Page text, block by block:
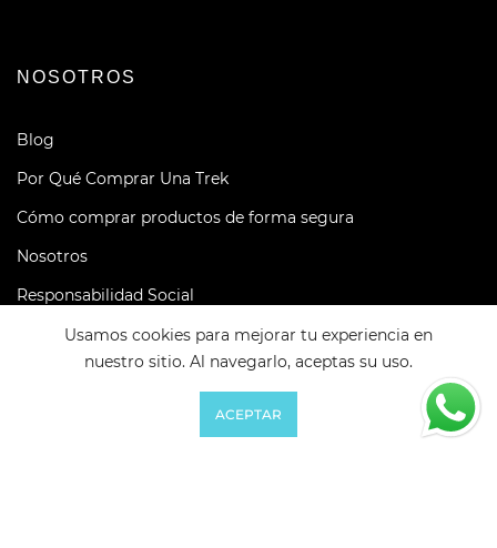
NOSOTROS
Blog
Por Qué Comprar Una Trek
Cómo comprar productos de forma segura
Nosotros
Responsabilidad Social
Copyright © 2026 BIKEHOUSE. Todos los derechos
Carrito Cuenta Buscar
Usamos cookies para mejorar tu experiencia en
nuestro sitio. Al navegarlo, aceptas su uso.
ACEPTAR